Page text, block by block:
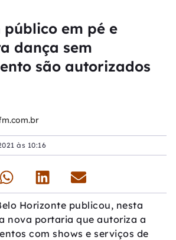
público em pé e
dança sem
são autorizados
às 10:16
Horizonte publicou, nesta
nova portaria que autoriza a
com shows e serviços de